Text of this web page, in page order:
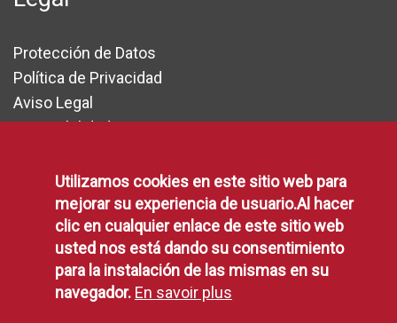
Protección de Datos
Política de Privacidad
Aviso Legal
Disponibilidad
Política de Cookies
Utilizamos cookies en este sitio web para
mejorar su experiencia de usuario.Al hacer
clic en cualquier enlace de este sitio web
usted nos está dando su consentimiento
para la instalación de las mismas en su
navegador. En savoir plus